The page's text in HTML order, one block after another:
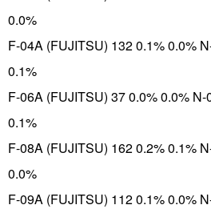
0.0%
F-04A (FUJITSU) 132 0.1% 0.0%
0.1%
F-06A (FUJITSU) 37 0.0% 0.0%
0.1%
F-08A (FUJITSU) 162 0.2% 0.1%
0.0%
F-09A (FUJITSU) 112 0.1% 0.0%